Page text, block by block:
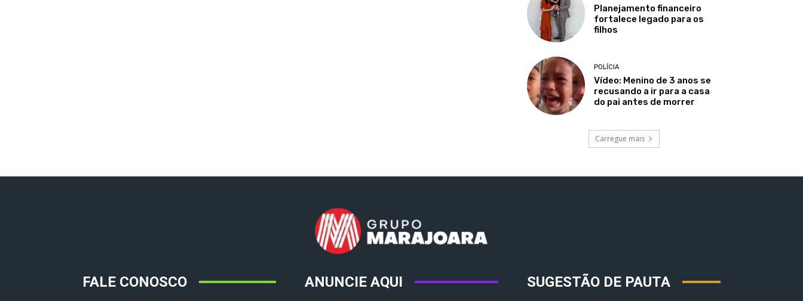
Planejamento financeiro
fortalece legado para os
filhos
POLÍCIA
Vídeo: Menino de 3 anos se
recusando a ir para a casa
do pai antes de morrer
Carregue mais
FALE CONOSCO ANUNCIE AQUI SUGESTÃO DE PAUTA